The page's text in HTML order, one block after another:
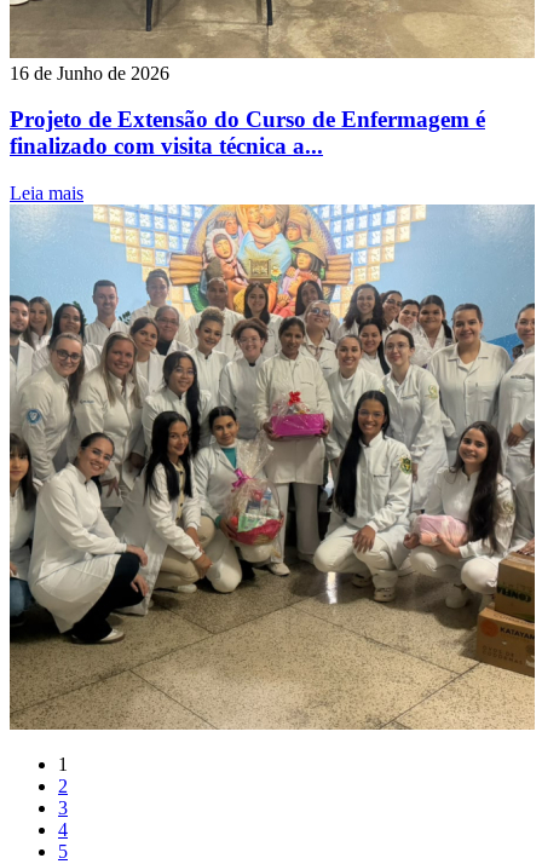
16 de Junho de 2026
Projeto de Extensão do Curso de Enfermagem é
finalizado com visita técnica a...
Leia mais
1
2
3
4
5